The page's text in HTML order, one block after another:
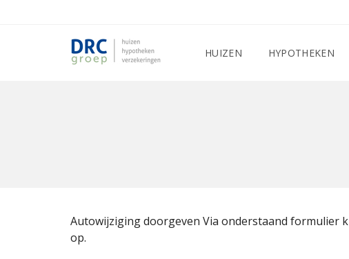
HUIZEN HYPOTHEKEN
Autowijziging doorgeven Via onderstaand formulier
op.